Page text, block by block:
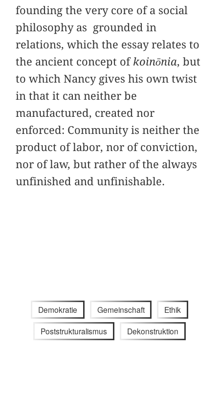
founding the very core of a social
philosophy as grounded in
relations, which the essay relates to
the ancient concept ofkoinōnia, but
to which Nancy gives his own twist
in that it can neither be
manufactured, created nor
enforced: Community is neither the
product of labor, nor of conviction,
nor of law, but rather of the always
unfinished and unfinishable.
Demokratie Gemeinschaft Ethik
Poststrukturalismus Dekonstruktion